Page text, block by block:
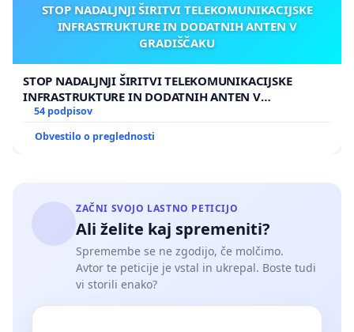
STOP NADALJNJI ŠIRITVI TELEKOMUNIKACIJSKE
INFRASTRUKTURE IN DODATNIH ANTEN V
GRADIŠČAKU
STOP NADALJNJI ŠIRITVI TELEKOMUNIKACIJSKE
INFRASTRUKTURE IN DODATNIH ANTEN V
GRADIŠČAKU
54 podpisov
Obvestilo o preglednosti
ZAČNI SVOJO LASTNO PETICIJO
Ali želite kaj spremeniti?
Spremembe se ne zgodijo, če molčimo.
Avtor te peticije je vstal in ukrepal. Boste tudi
vi storili enako?